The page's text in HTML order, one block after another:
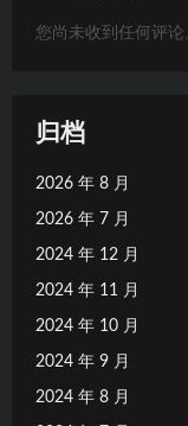
您尚未收到任何评论
归档
2026 年 8 月
2026 年 7 月
2024 年 12 月
2024 年 11 月
2024 年 10 月
2024 年 9 月
2024 年 8 月